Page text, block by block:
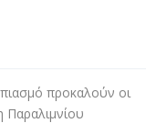
προκαλούν οι
Παραλιμνίου